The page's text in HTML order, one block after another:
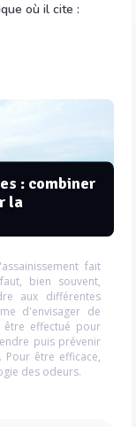
où il cite :
: combiner
la
fait
bien souvent,
aux différentes
d'envisager de
effectué pour
puis prévenir
être efficace,
des odeurs.